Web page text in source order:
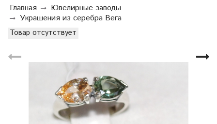
Главная
Ювелирные заводы
Украшения из серебра Вега
Товар отсутствует